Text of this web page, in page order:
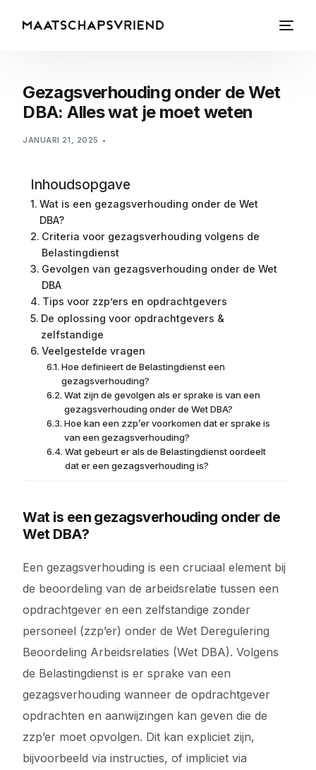
Gezagsverhouding onder de Wet
DBA: Alles wat je moet weten
JANUARI 21, 2025
Inhoudsopgave
Wat is een gezagsverhouding onder de Wet
DBA?
Criteria voor gezagsverhouding volgens de
Belastingdienst
Gevolgen van gezagsverhouding onder de Wet
DBA
Tips voor zzp’ers en opdrachtgevers
De oplossing voor opdrachtgevers &
zelfstandige
Veelgestelde vragen
Hoe definieert de Belastingdienst een
gezagsverhouding?
Wat zijn de gevolgen als er sprake is van een
gezagsverhouding onder de Wet DBA?
Hoe kan een zzp’er voorkomen dat er sprake is
van een gezagsverhouding?
Wat gebeurt er als de Belastingdienst oordeelt
dat er een gezagsverhouding is?
Wat is een gezagsverhouding onder de
Wet DBA?
Een gezagsverhouding is een cruciaal element bij
de beoordeling van de arbeidsrelatie tussen een
opdrachtgever en een zelfstandige zonder
personeel (zzp’er) onder de Wet Deregulering
Beoordeling Arbeidsrelaties (Wet DBA). Volgens
de Belastingdienst is er sprake van een
gezagsverhouding wanneer de opdrachtgever
opdrachten en aanwijzingen kan geven die de
zzp’er moet opvolgen. Dit kan expliciet zijn,
bijvoorbeeld via instructies, of impliciet via